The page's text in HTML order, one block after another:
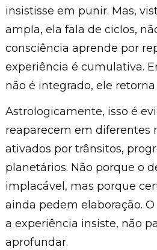
insistisse em punir. Mas,
ampla, ela fala de ciclos,
consciência aprende por
experiência é cumulativa.
não é integrado, ele
Astrologicamente, isso é
reaparecem em diferentes
ativados por trânsitos,
planetários. Não porque o
implacável, mas porque
ainda pedem elaboração.
a experiência insiste, não
aprofundar.